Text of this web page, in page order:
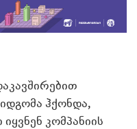
ჰქონდა,
კომპანიის